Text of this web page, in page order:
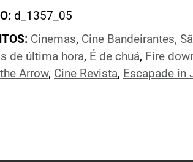
d_1357_05
Cinemas, Cine Bandeirantes,
de última hora, É de chuá, Fire
Arrow, Cine Revista, Escapade in